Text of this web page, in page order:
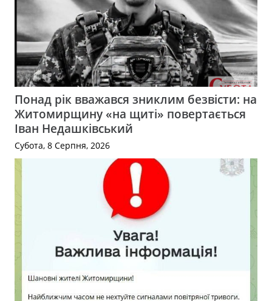
Понад рік вважався зниклим безвісти: на
Житомирщину «на щиті» повертається
Іван Недашківський
Субота, 8 Серпня, 2026